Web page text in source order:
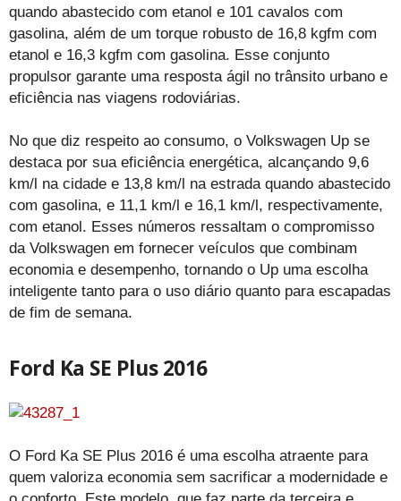
quando abastecido com etanol e 101 cavalos com
gasolina, além de um torque robusto de 16,8 kgfm com
etanol e 16,3 kgfm com gasolina. Esse conjunto
propulsor garante uma resposta ágil no trânsito urbano e
eficiência nas viagens rodoviárias.
No que diz respeito ao consumo, o Volkswagen Up se
destaca por sua eficiência energética, alcançando 9,6
km/l na cidade e 13,8 km/l na estrada quando abastecido
com gasolina, e 11,1 km/l e 16,1 km/l, respectivamente,
com etanol. Esses números ressaltam o compromisso
da Volkswagen em fornecer veículos que combinam
economia e desempenho, tornando o Up uma escolha
inteligente tanto para o uso diário quanto para escapadas
de fim de semana.
Ford Ka SE Plus 2016
O Ford Ka SE Plus 2016 é uma escolha atraente para
quem valoriza economia sem sacrificar a modernidade e